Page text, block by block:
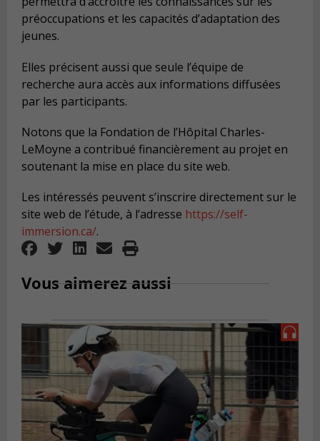
préoccupations et les capacités d’adaptation des
jeunes.
Elles précisent aussi que seule l’équipe de
recherche aura accès aux informations diffusées
par les participants.
Notons que la Fondation de l’Hôpital Charles-
LeMoyne a contribué financièrement au projet en
soutenant la mise en place du site web.
Les intéressés peuvent s’inscrire directement sur le
site web de l’étude, à l’adresse https://self-
immersion.ca/.
Vous aimerez aussi